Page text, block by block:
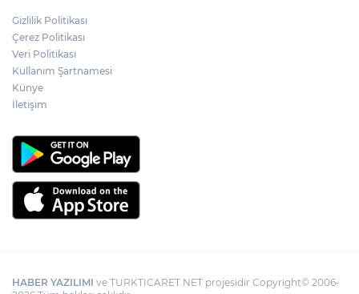
Gizlilik Politikası
Çerez Politikası
Veri Politikası
Kullanım Şartnamesi
Künye
İletişim
HABER YAZILIMI ve TURKTICARET.NET projesidir Copyright© 2006-